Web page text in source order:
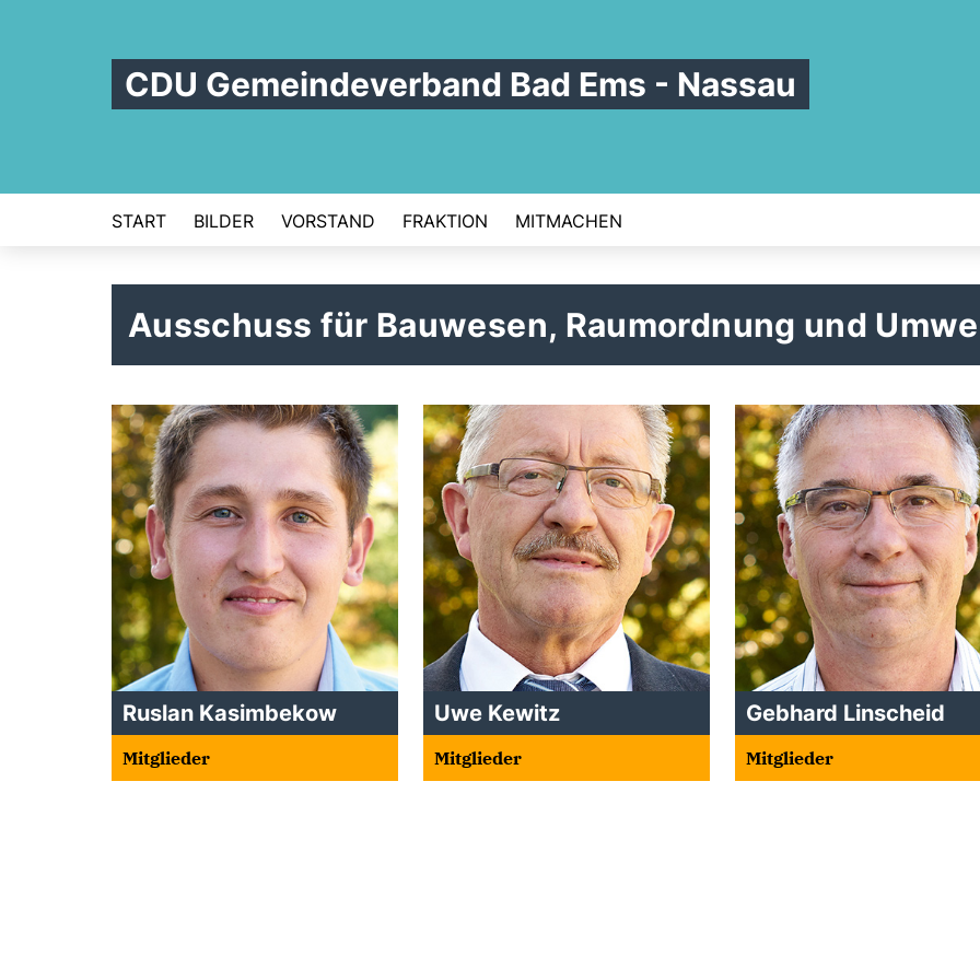
CDU Gemeindeverband Bad Ems - Nassau
START BILDER VORSTAND FRAKTION MITMACHEN
Ausschuss für Bauwesen, Raumordnung und
Ruslan Kasimbekow
Mitglieder
Uwe Kewitz
Mitglieder
Gebhard Linscheid
Mitglieder